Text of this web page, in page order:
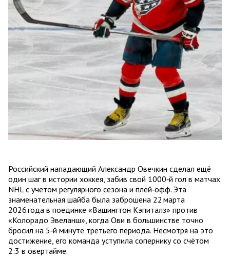
Российский нападающий Александр Овечкин сделал ещё
один шаг в истории хоккея, забив свой 1000‑й гол в матчах
NHL с учетом регулярного сезона и плей‑офф. Эта
знаменательная шайба была заброшена 22 марта
2026 года в поединке «Вашингтон Кэпиталз» против
«Колорадо Эвеланш», когда Ови в большинстве точно
бросил на 5‑й минуте третьего периода. Несмотря на это
достижение, его команда уступила сопернику со счётом
2:3 в овертайме.